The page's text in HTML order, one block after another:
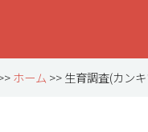
ホーム >> 生育調査(カン